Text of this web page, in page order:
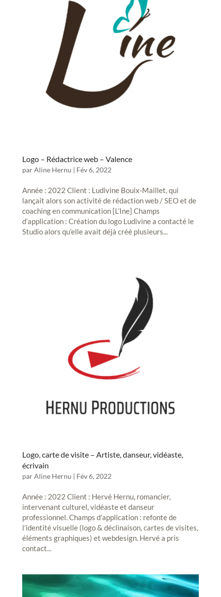
Logo – Rédactrice web – Valence
parAline Hernu | Fév 6, 2022
Année : 2022 Client : Ludivine Bouix-Maillet, qui
lançait alors son activité de rédaction web / SEO et de
coaching en communication [L’Ine] Champs
d’application : Création du logo Ludivine a contacté le
Studio alors qu’elle avait déjà créé plusieurs...
Logo, carte de visite – Artiste, danseur, vidéaste,
écrivain
parAline Hernu | Fév 6, 2022
Année : 2022 Client : Hervé Hernu, romancier,
intervenant culturel, vidéaste et danseur
professionnel. Champs d’application : refonte de
l’identité visuelle (logo & déclinaison, cartes de visites,
éléments graphiques) et webdesign. Hervé a pris
contact...